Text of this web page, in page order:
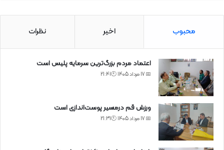
محبوب اخیر نظرات
اعتماد مردم بزرگ‌ترین سرمایه پلیس است
📅 17 مرداد 1405 🕙21:41
ورزش قم درمسیر پوست‌اندازی است
📅 17 مرداد 1405 🕙21:31